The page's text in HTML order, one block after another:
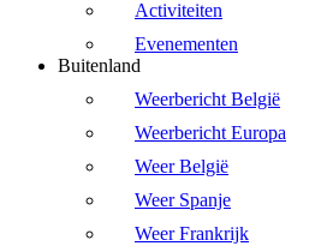
Activiteiten
Evenementen
Buitenland
Weerbericht België
Weerbericht Europa
Weer België
Weer Spanje
Weer Frankrijk